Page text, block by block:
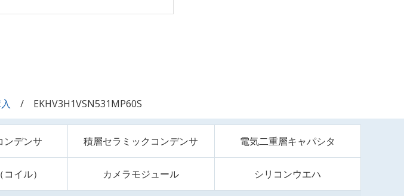
EKHV3H1VSN531MP60S
ンデンサ 積層セラミックコンデンサ 電気二重層キャパシタ
イル） カメラモジュール シリコンウエハ